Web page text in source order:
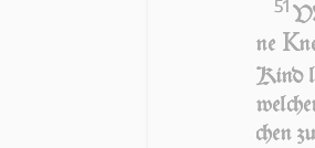
51
ne K
Kind
chen